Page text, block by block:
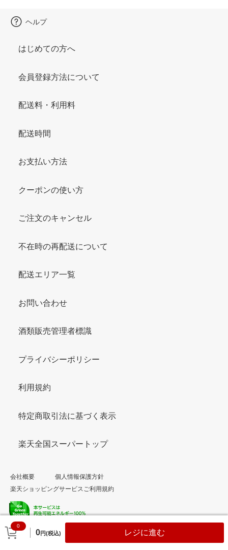
0
0円(税込) レジに進む
ヘルプ
はじめての方へ
会員登録方法について
配送料・利用料
配送時間
お支払い方法
クーポンの使い方
ご注文のキャンセル
不在時の再配送について
配送エリア一覧
お問い合わせ
酒類販売管理者標識
プライバシーポリシー
利用規約
特定商取引法に基づく表示
楽天全国スーパートップ
会社概要
個人情報保護方針
楽天ショッピングサービスご利用規約
© Rakuten Group, Inc.